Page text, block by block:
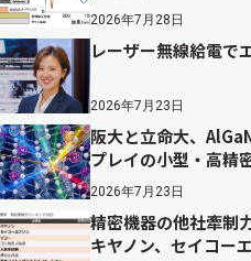
2026年7月28日
レーザー無線給電で
2026年7月23日
阪大と立命大、
プレイの小型・高精
2026年7月23日
精密機器の他社牽制
キヤノン、セイコー